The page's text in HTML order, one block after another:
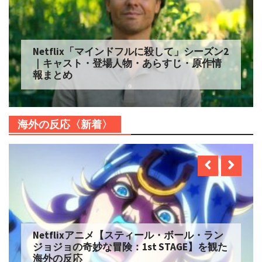
Netflix「マインドフルに殺して」シーズン2
｜キャスト・登場人物・あらすじ・原作情
報まとめ
海外の反応〈新着〉
Netflixアニメ【スティール・ボール・ラン
ジョジョの奇妙な冒険：1st STAGE】を観た
海外の反応